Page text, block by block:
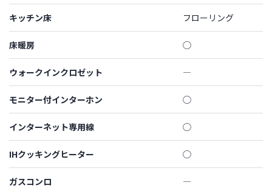
キッチン床 フローリング
床暖房 ◯
ウォークインクロゼット ―
モニター付インターホン ◯
インターネット専用線 ◯
IHクッキングヒーター ◯
ガスコンロ ―